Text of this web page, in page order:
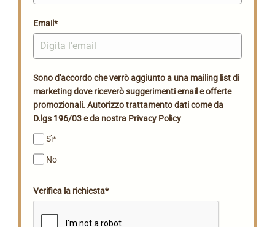
Email*
Sono d'accordo che verrò aggiunto a una mailing list di
marketing dove riceverò suggerimenti email e offerte
promozionali. Autorizzo trattamento dati come da
D.lgs 196/03 e da nostra Privacy Policy
Sì*
No
Verifica la richiesta*